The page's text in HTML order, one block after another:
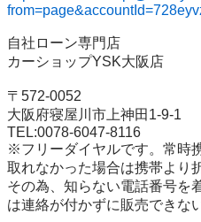
自社ローン専門店
カーショップYSK大阪店
〒572-0052
大阪府寝屋川市上神田1-9-1
TEL:0078-6047-8116
※フリーダイヤルです。常時
取れなかった場合は携帯より
その為、知らない電話番号を
は連絡が付かずに販売できな